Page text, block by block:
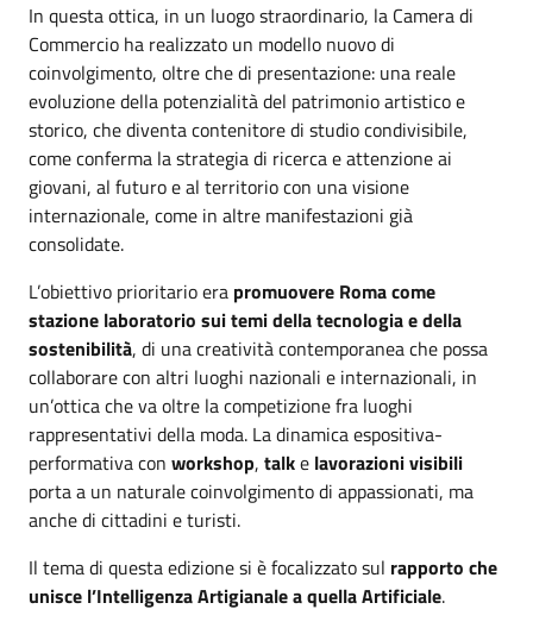
In questa ottica, in un luogo straordinario, la Camera di
Commercio ha realizzato un modello nuovo di
coinvolgimento, oltre che di presentazione: una reale
evoluzione della potenzialità del patrimonio artistico e
storico, che diventa contenitore di studio condivisibile,
come conferma la strategia di ricerca e attenzione ai
giovani, al futuro e al territorio con una visione
internazionale, come in altre manifestazioni già
consolidate.
L’obiettivo prioritario era promuovere Roma come
stazione laboratorio sui temi della tecnologia e della
sostenibilità, di una creatività contemporanea che possa
collaborare con altri luoghi nazionali e internazionali, in
un’ottica che va oltre la competizione fra luoghi
rappresentativi della moda. La dinamica espositiva-
performativa con workshop, talke lavorazioni visibili
porta a un naturale coinvolgimento di appassionati, ma
anche di cittadini e turisti.
Il tema di questa edizione si è focalizzato sul rapporto che
unisce l’Intelligenza Artigianale a quella Artificiale.